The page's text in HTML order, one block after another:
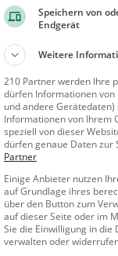
Speichern von
Endgerät
Weitere
210 Partner werden Ihre
dürfen Informationen von
und andere
Informationen von Ihrem
speziell von dieser
dürfen genaue Daten zur
Partner
Einige Anbieter nutzen
auf Grundlage ihres
über den Button zum
auf dieser Seite oder im
Sie die Einwilligung in die
verwalten oder